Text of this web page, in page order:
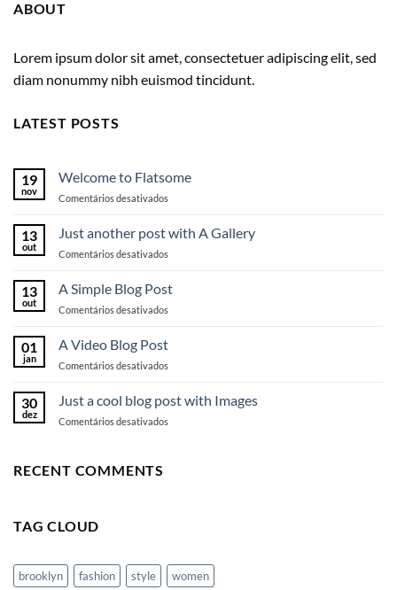
ABOUT
Lorem ipsum dolor sit amet, consectetuer adipiscing elit, sed
diam nonummy nibh euismod tincidunt.
LATEST POSTS
19
nov
Welcome to Flatsome
Comentários desativadosem
13
out
Just another post with A Gallery
Comentários desativadosem
another
with
Gallery
13
out
A Simple Blog Post
Comentários desativadosem
Post
01
jan
A Video Blog Post
Comentários desativadosem
Video
Post
30
dez
Just a cool blog post with Images
Comentários desativadosem
RECENT COMMENTS
TAG CLOUD
brooklyn fashion style women